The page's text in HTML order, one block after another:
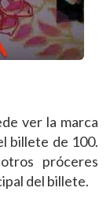
ver la marca
billete de 100.
próceres
del billete.